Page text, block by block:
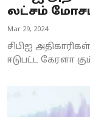
Astrology
Spirituality
Weather
லட்சம்
Mar 29, 2024
சிபிஐ
ஈடுபட்ட கேரளா